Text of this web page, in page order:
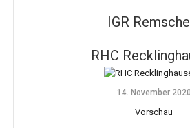
IGR
RHC
14. November 2020
Vorschau